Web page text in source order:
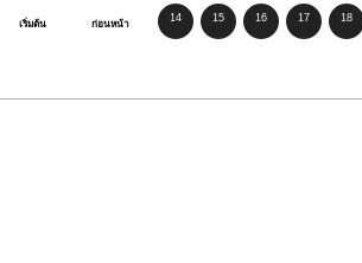
เริ่มต้น ก่อนหน้า 14 15 16 17 18